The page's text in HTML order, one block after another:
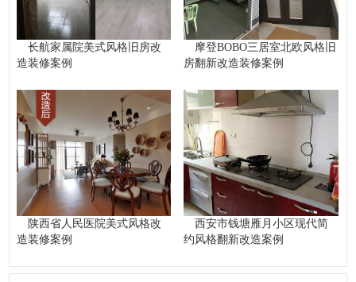
长航家属院美式风格旧房改
造装修案例
摩登BOBO三居室北欧风格旧
房翻新改造装修案例
陕西省人民医院美式风格改
造装修案例
西安市钱塘雁月小区现代简
约风格翻新改造案例